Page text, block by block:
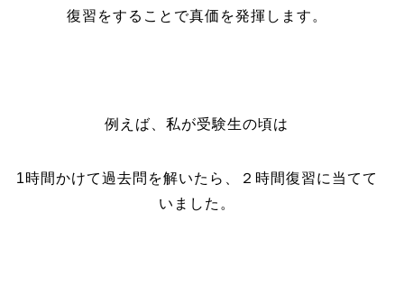
復習をすることで真価を発揮します。
例えば、私が受験生の頃は
1時間かけて過去問を解いたら、２時間復習に当てて
いました。